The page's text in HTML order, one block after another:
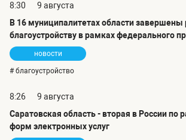
8:30
9 августа
В 16 муниципалитетах области завершены
благоустройству в рамках федерального
новости
# благоустройство
8:26
9 августа
Саратовская область - вторая в России по
форм электронных услуг